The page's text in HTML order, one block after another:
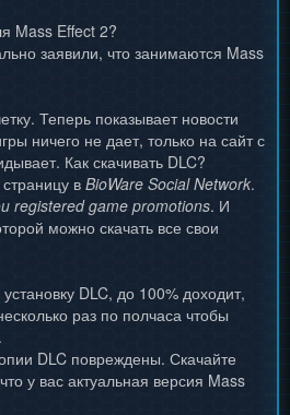
Mass Effect 2?
заявили, что занимаются Mass
Теперь показывает новости
ничего не дает, только на сайт с
Как скачивать DLC?
в BioWare Social Network.
registered game promotions. И
можно скачать все свои
DLC, до 100% доходит,
раз по полчаса чтобы
DLC повреждены. Скачайте
у вас актуальная версия Mass